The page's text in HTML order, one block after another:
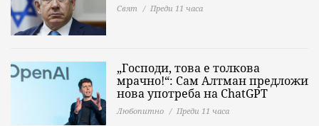
Свят Преди 11 часа
„Господи, това е толкова
мрачно!“: Сам Алтман предложи
нова употреба на ChatGPT
Любопитно Преди 11 часа